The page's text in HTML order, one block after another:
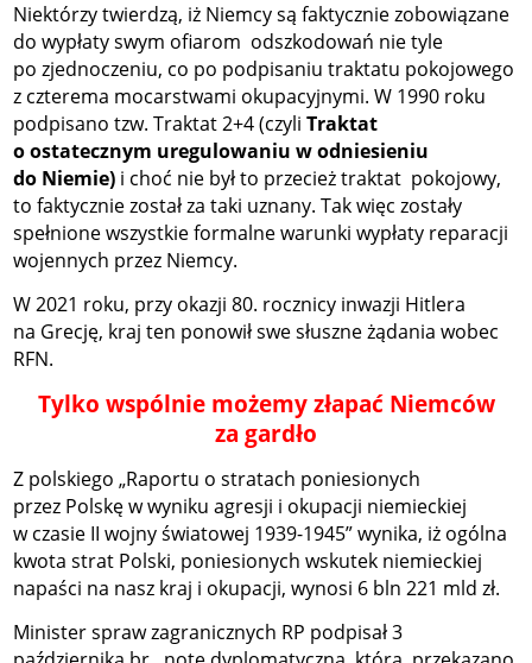
Niektórzy twierdzą, iż Niemcy są faktycznie zobowiązane
do wypłaty swym ofiarom odszkodowań nie tyle
po zjednoczeniu, co po podpisaniu traktatu pokojowego
z czterema mocarstwami okupacyjnymi. W 1990 roku
podpisano tzw. Traktat 2+4 (czyliTraktat
o ostatecznym uregulowaniu w odniesieniu
do Niemie) i choć nie był to przecież traktat pokojowy,
to faktycznie został za taki uznany. Tak więc zostały
spełnione wszystkie formalne warunki wypłaty reparacji
wojennych przez Niemcy.
W 2021 roku, przy okazji 80. rocznicy inwazji Hitlera
na Grecję, kraj ten ponowił swe słuszne żądania wobec
RFN.
Tylko wspólnie możemy złapać Niemców
za gardło
Z polskiego „Raportu o stratach poniesionych
przez Polskę w wyniku agresji i okupacji niemieckiej
w czasie II wojny światowej 1939-1945” wynika, iż ogólna
kwota strat Polski, poniesionych wskutek niemieckiej
napaści na nasz kraj i okupacji, wynosi 6 bln 221 mld zł.
Minister spraw zagranicznych RP podpisał 3